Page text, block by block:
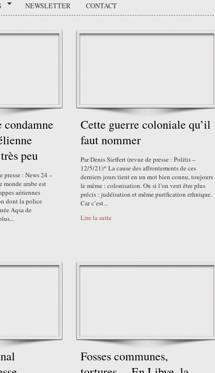
NEWSLETTER CONTACT
condamne
peu
presse : News 24 –
arabe est
aériennes
dont la police
Aqsa de
Cette guerre coloniale qu’il
faut nommer
Par Denis Sieffert (revue de presse : Politis –
12/5/21)* La cause des affrontements de ces
derniers jours tient en un mot bien connu, toujours
le même : colonisation. Ou si l’on veut être plus
précis : judéïsation et même purification ethnique.
Car c’est...
Lire la suite
Fosses communes,